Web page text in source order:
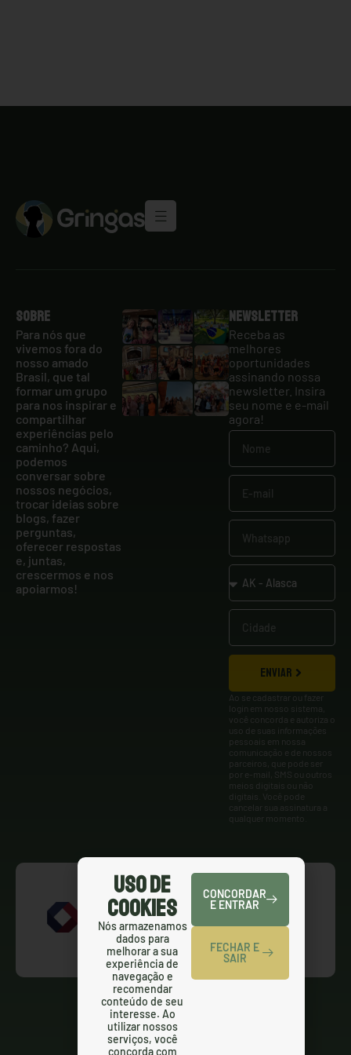
Sobre
Para nós que
vivemos fora do
nosso amado
Brasil, que tal
formar um grupo
para nos inspirar e
compartilhar
experiências pelo
caminho? Aqui,
podemos
conversar sobre
nossos negócios,
trocar ideias sobre
blogs, fazer
perguntas,
oferecer respostas
e, juntas,
crescermos e nos
apoiarmos!
Newsletter
Receba as
melhores
oportunidades
assinando nossa
newsletter. Insira
seu nome e e-mail
agora!
ENVIAR
Ao se cadastrar ou fazer
login em nosso sistema,
você concorda e autoriza o
uso de suas informações
pessoais em nossa
comunicação e de nossos
parceiros, que pode ser
por e-mail, SMS ou outros
meios digitais ou não
digitais. Você pode
cancelar sua assinatura a
qualquer momento.
Uso de
Cookies
Nós armazenamos
dados para
melhorar a sua
experiência de
navegação e
recomendar
conteúdo de seu
interesse. Ao
utilizar nossos
serviços, você
concorda com
CONCORDAR
E ENTRAR
FECHAR E
SAIR